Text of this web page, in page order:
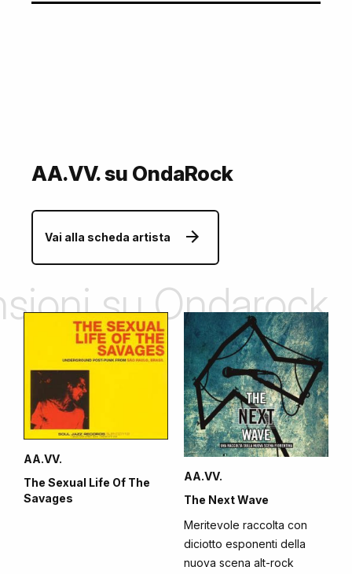
AA.VV. su OndaRock
Vai alla scheda artista
su Ondarock
AA.VV.
The Sexual Life Of The
Savages
AA.VV.
The Next Wave
Meritevole raccolta con
diciotto esponenti della
nuova scena alt-rock